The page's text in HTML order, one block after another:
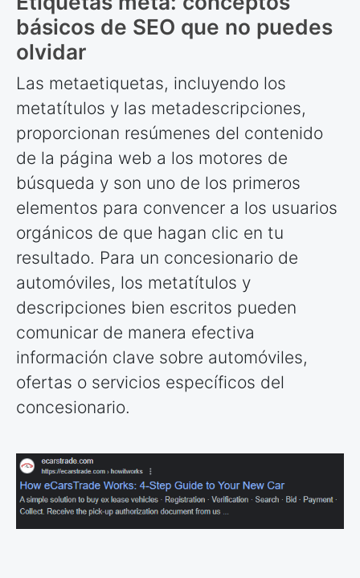
básicos de SEO que no puedes
olvidar
Las metaetiquetas, incluyendo los
metatítulos y las metadescripciones,
proporcionan resúmenes del contenido
de la página web a los motores de
búsqueda y son uno de los primeros
elementos para convencer a los usuarios
orgánicos de que hagan clic en tu
resultado. Para un concesionario de
automóviles, los metatítulos y
descripciones bien escritos pueden
comunicar de manera efectiva
información clave sobre automóviles,
ofertas o servicios específicos del
concesionario.